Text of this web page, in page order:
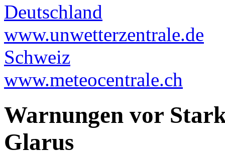
Deutschland
www.unwetterzentrale.de
Schweiz
www.meteocentrale.ch
Warnungen vor
Glarus